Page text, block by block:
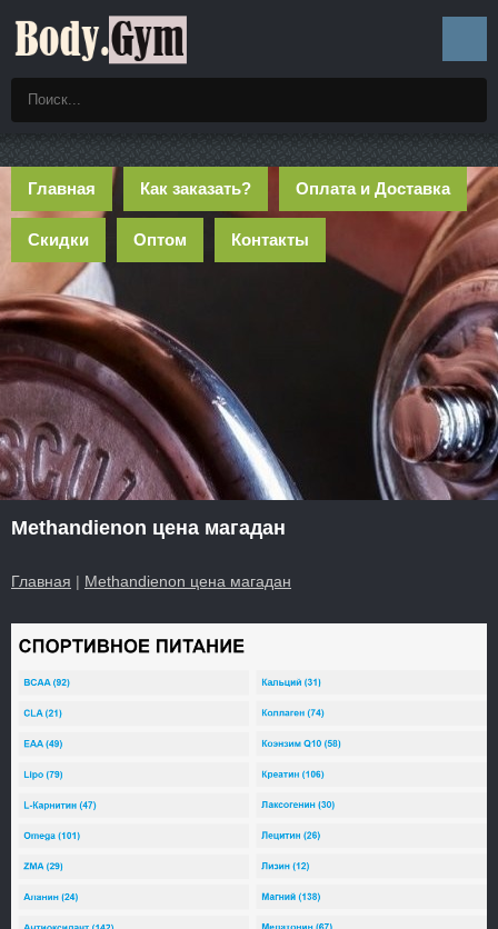
Главная Как заказать? Оплата и Доставка
Скидки Оптом Контакты
Methandienon цена магадан
Главная | Methandienon цена магадан